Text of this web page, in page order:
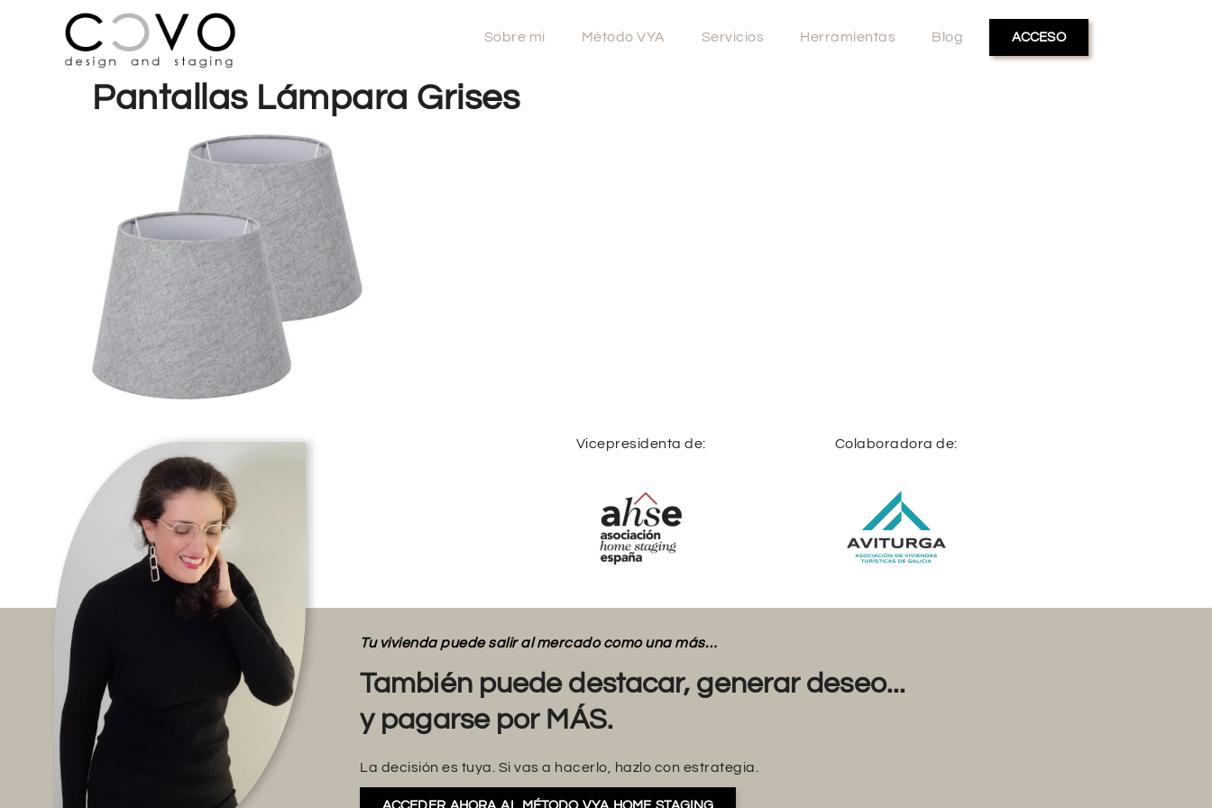
Sobre mi Método VYA Servicios Herramientas Blog ACCESO
Pantallas Lámpara Grises
Vicepresidenta de: Colaboradora de:
Tu vivienda puede salir al mercado como una más…
También puede destacar, generar deseo...
y pagarse por MÁS.
La decisión es tuya. Si vas a hacerlo, hazlo con estrategia.